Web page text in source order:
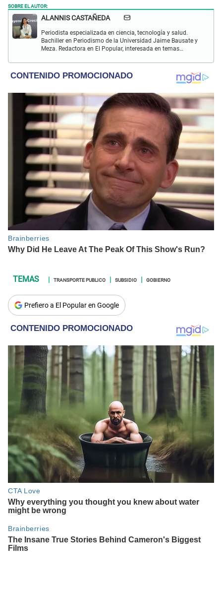
SOBRE EL AUTOR:
ALANNIS CASTAÑEDA
Periodista especializada en ciencia, tecnología y salud.
Bachiller en Periodismo de la Universidad Jaime Bausate y
Meza. Redactora en El Popular, interesada en temas
astronómicos, hallazgos y más.
TRANSPORTE PUBLICO SUBSIDIO GOBIERNO
Prefiero a El Popular en Google